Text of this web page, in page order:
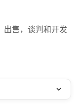
出售，谈判和开发